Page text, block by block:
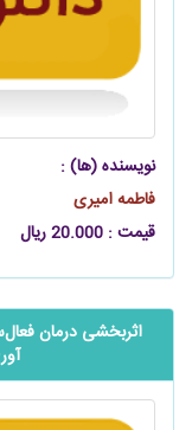
نویسنده (ها) :
فاطمه امیری
قیمت : 20.000 ریال
اثربخشی درمان